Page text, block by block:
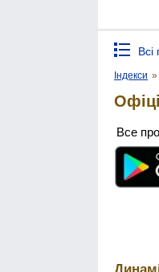
Всі
Індекси »
Все